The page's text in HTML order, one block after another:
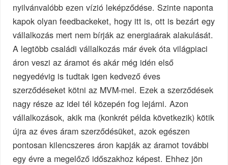
nyilvánvalóbb ezen vízió leképződése. Szinte naponta
kapok olyan feedbackeket, hogy itt is, ott is bezárt egy
vállalkozás mert nem bírják az energiaárak alakulását.
A legtöbb családi vállalkozás már évek óta világpiaci
áron veszi az áramot és akár még idén első
negyedévig is tudtak igen kedvező éves
szerződéseket kötni az MVM-mel. Ezek a szerződések
nagy része az idei tél közepén fog lejárni. Azon
vállalkozások, akik ma (konkrét példa következik) kötik
újra az éves áram szerződésüket, azok egészen
pontosan kilencszeres áron kapják az áramot további
egy évre a megelőző időszakhoz képest. Ehhez jön